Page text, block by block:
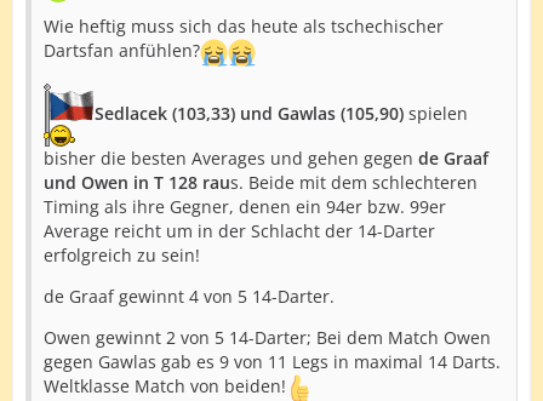
Wie heftig muss sich das heute als tschechischer
Dartsfan anfühlen?
Sedlacek (103,33) und Gawlas (105,90) spielen
bisher die besten Averages und gehen gegen de Graaf
und Owen in T 128 raus. Beide mit dem schlechteren
Timing als ihre Gegner, denen ein 94er bzw. 99er
Average reicht um in der Schlacht der 14-Darter
erfolgreich zu sein!
de Graaf gewinnt 4 von 5 14-Darter.
Owen gewinnt 2 von 5 14-Darter; Bei dem Match Owen
gegen Gawlas gab es 9 von 11 Legs in maximal 14 Darts.
Weltklasse Match von beiden!